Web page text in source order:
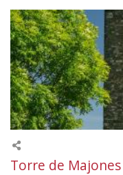
Torre de Majones